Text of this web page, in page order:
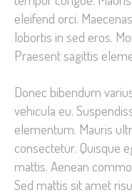
eleifend orci.
lobortis in sed eros.
Praesent sagittis
Donec bibendum
vehicula eu.
elementum. Mauris
consectetur. Quisque
mattis. Aenean
Sed mattis sit amet